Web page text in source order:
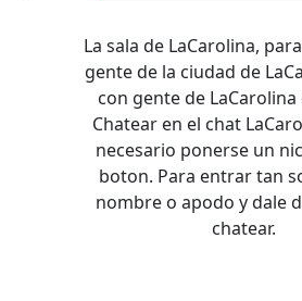
La sala de LaCarolina,
gente de la ciudad de
con gente de LaCarolina
Chatear en el chat
necesario ponerse un
boton. Para entrar tan
nombre o apodo y dale
chatear.